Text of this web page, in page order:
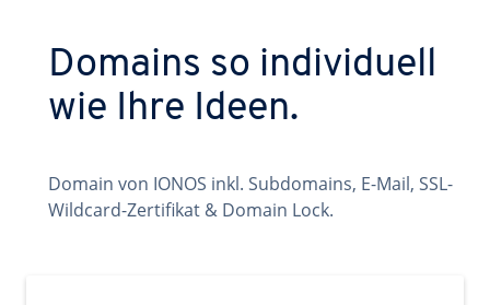
Domains so individuell
wie Ihre Ideen.
Domain von IONOS inkl. Subdomains, E-Mail, SSL-
Wildcard-Zertifikat & Domain Lock.